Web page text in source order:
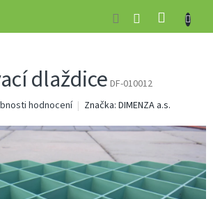
KOŠÍK
dlaždice DF-010012
hodnocení Značka: DIMENZA a.s.